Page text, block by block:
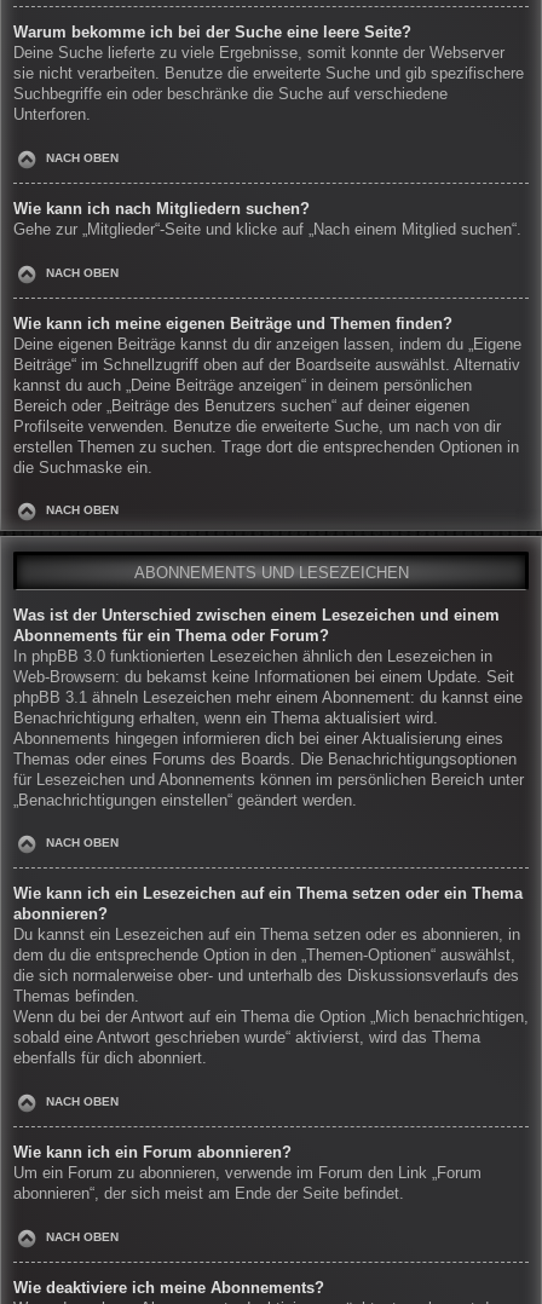
Warum bekomme ich bei der Suche eine leere Seite?
Deine Suche lieferte zu viele Ergebnisse, somit konnte der Webserver
sie nicht verarbeiten. Benutze die erweiterte Suche und gib spezifischere
Suchbegriffe ein oder beschränke die Suche auf verschiedene
Unterforen.
NACH OBEN
Wie kann ich nach Mitgliedern suchen?
Gehe zur „Mitglieder“-Seite und klicke auf „Nach einem Mitglied suchen“.
NACH OBEN
Wie kann ich meine eigenen Beiträge und Themen finden?
Deine eigenen Beiträge kannst du dir anzeigen lassen, indem du „Eigene
Beiträge“ im Schnellzugriff oben auf der Boardseite auswählst. Alternativ
kannst du auch „Deine Beiträge anzeigen“ in deinem persönlichen
Bereich oder „Beiträge des Benutzers suchen“ auf deiner eigenen
Profilseite verwenden. Benutze die erweiterte Suche, um nach von dir
erstellen Themen zu suchen. Trage dort die entsprechenden Optionen in
die Suchmaske ein.
NACH OBEN
ABONNEMENTS UND LESEZEICHEN
Was ist der Unterschied zwischen einem Lesezeichen und einem
Abonnements für ein Thema oder Forum?
In phpBB 3.0 funktionierten Lesezeichen ähnlich den Lesezeichen in
Web-Browsern: du bekamst keine Informationen bei einem Update. Seit
phpBB 3.1 ähneln Lesezeichen mehr einem Abonnement: du kannst eine
Benachrichtigung erhalten, wenn ein Thema aktualisiert wird.
Abonnements hingegen informieren dich bei einer Aktualisierung eines
Themas oder eines Forums des Boards. Die Benachrichtigungsoptionen
für Lesezeichen und Abonnements können im persönlichen Bereich unter
„Benachrichtigungen einstellen“ geändert werden.
NACH OBEN
Wie kann ich ein Lesezeichen auf ein Thema setzen oder ein Thema
abonnieren?
Du kannst ein Lesezeichen auf ein Thema setzen oder es abonnieren, in
dem du die entsprechende Option in den „Themen-Optionen“ auswählst,
die sich normalerweise ober- und unterhalb des Diskussionsverlaufs des
Themas befinden.
Wenn du bei der Antwort auf ein Thema die Option „Mich benachrichtigen,
sobald eine Antwort geschrieben wurde“ aktivierst, wird das Thema
ebenfalls für dich abonniert.
NACH OBEN
Wie kann ich ein Forum abonnieren?
Um ein Forum zu abonnieren, verwende im Forum den Link „Forum
abonnieren“, der sich meist am Ende der Seite befindet.
NACH OBEN
Wie deaktiviere ich meine Abonnements?